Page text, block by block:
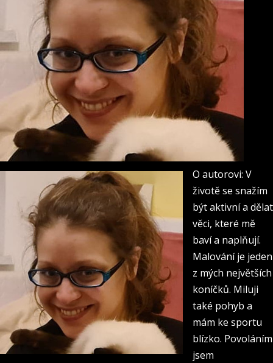
O autorovi: V
životě se snažím
být aktivní a dělat
věci, které mě
baví a naplňují.
Malování je jeden
z mých největších
koníčků. Miluji
také pohyb a
mám ke sportu
blízko. Povoláním
jsem